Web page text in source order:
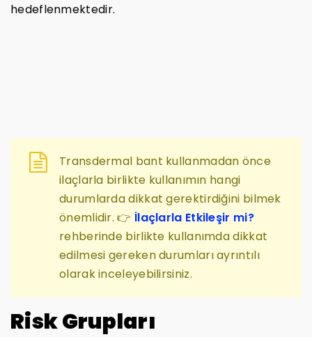
hedeflenmektedir.
Transdermal bant kullanmadan önce
ilaçlarla birlikte kullanımın hangi
durumlarda dikkat gerektirdiğini bilmek
önemlidir. 👉 İlaçlarla Etkileşir mi?
rehberinde birlikte kullanımda dikkat
edilmesi gereken durumları ayrıntılı
olarak inceleyebilirsiniz.
Risk Grupları